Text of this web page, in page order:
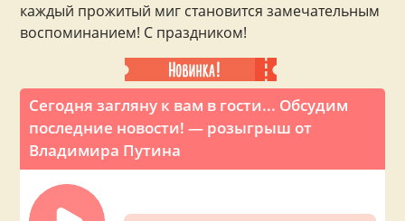
Сегодня загляну к вам в гости... Обсудим
последние новости! — розыгрыш от
Владимира Путина
каждый прожитый миг становится замечательным
воспоминанием! С праздником!